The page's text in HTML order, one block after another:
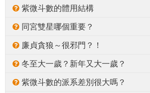
紫微斗數的體用結構
同宮雙星哪個重要？
廉貞貪狼～很邪門？！
冬至大一歲？新年又大一歲？
紫微斗數的派系差別很大嗎？